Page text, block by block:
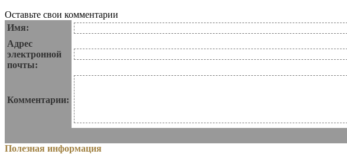
Оставьте свои комментарии
Имя:
Адрес
электронной
почты:
Комментарии:
Полезная информация